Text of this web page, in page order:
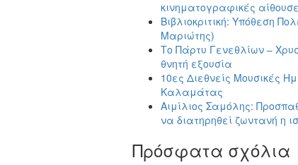
κινηματογραφικές
Βιβλιοκριτική: Υπόθεση
Μαριώτης)
Το Πάρτυ Γενεθλίων –
θνητή εξουσία
10ες Διεθνείς Μουσικές
Καλαμάτας
Αιμίλιος Σαμόλης:
να διατηρηθεί ζωντανή η
Πρόσφατα σχόλια